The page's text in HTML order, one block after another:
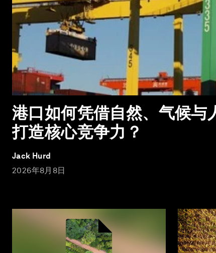
港口如何凭借自然、气候与
打造核心竞争力？
Jack Hurd
2026年8月8日